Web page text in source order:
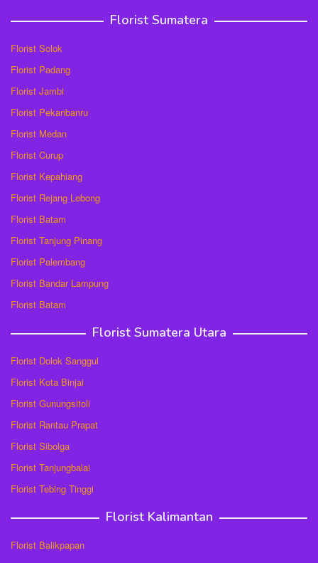
Florist Sumatera
Florist Solok
Florist Padang
Florist Jambi
Florist Pekanbanru
Florist Medan
Florist Curup
Florist Kepahiang
Florist Rejang Lebong
Florist Batam
Florist Tanjung Pinang
Florist Palembang
Florist Bandar Lampung
Florist Batam
Florist Sumatera Utara
Florist Dolok Sanggul
Florist Kota Binjai
Florist Gunungsitoli
Florist Rantau Prapat
Florist Sibolga
Florist Tanjungbalai
Florist Tebing Tinggi
Florist Kalimantan
Florist Balikpapan